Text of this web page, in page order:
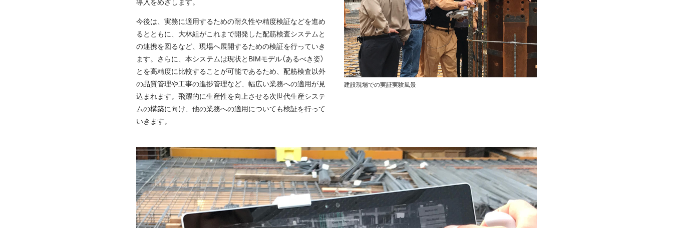
今後は、実務に適用するための耐久性や精度検証などを進め
るとともに、大林組がこれまで開発した配筋検査システムと
の連携を図るなど、現場へ展開するための検証を行っていき
ます。さらに、本システムは現状とBIMモデル（あるべき姿）
とを高精度に比較することが可能であるため、配筋検査以外
の品質管理や工事の進捗管理など、幅広い業務への適用が見
込まれます。飛躍的に生産性を向上させる次世代生産システ
ムの構築に向け、他の業務への適用についても検証を行って
いきます。
建設現場での実証実験風景